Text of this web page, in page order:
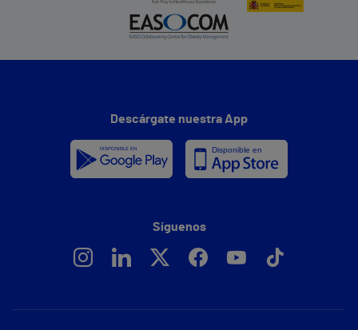
Descárgate nuestra App
Síguenos